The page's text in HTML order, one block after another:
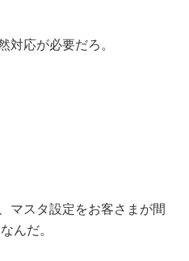
対応が必要だろ。
マスタ設定をお客さまが間
んだ。